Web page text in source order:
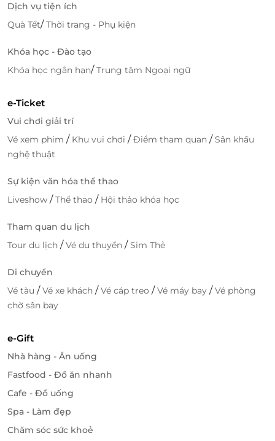
Đặt phòng Residence 2 Bedroom Suite
Oceanview ưu đãi cực hấp dẫn qua
LifeLink!
Với nền tảng
chỉ với vài bước đơn giản
ưu đãi độc quyềncùng nhiều chương trình khuyến
mãi hấp dẫn khác. Đừng bỏ lỡ cơ hội trải nghiệm
không gian nghỉ dưỡng sang trọng nhất tại thành
phố biển Vũng Tàu!
Đặt phòng Residence 2 Bedroom Suite Oceanview
Dịch vụ tiện ích
Quà Tết/Thời trang - Phụ kiện
Khóa học - Đào tạo
Khóa học ngắn hạn/Trung tâm Ngoại ngữ
e-Ticket
Vui chơi giải trí
Vé xem phim / Khu vui chơi /Điểm tham quan /Sân khấu
nghệ thuật
Sự kiện văn hóa thể thao
Liveshow /Thể thao / Hội thảo khóa học
Tham quan du lịch
Tour du lịch /Vé du thuyền /Sim Thẻ
Di chuyển
Vé tàu /Vé xe khách /Vé cáp treo /Vé máy bay /Vé phòng
chờ sân bay
e-Gift
Nhà hàng - Ăn uống
Fastfood - Đồ ăn nhanh
Cafe - Đồ uống
Spa - Làm đẹp
Chăm sóc sức khoẻ